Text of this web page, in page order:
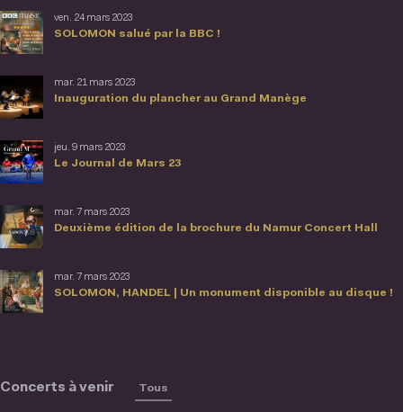
SOLOMON salué par la BBC !
ven. 24 mars 2023
Inauguration du plancher au Grand Manège
mar. 21 mars 2023
Le Journal de Mars 23
jeu. 9 mars 2023
Deuxième édition de la brochure du Namur Concert Hall
mar. 7 mars 2023
SOLOMON, HANDEL | Un monument disponible au disque !
mar. 7 mars 2023
Concerts à venir Tous